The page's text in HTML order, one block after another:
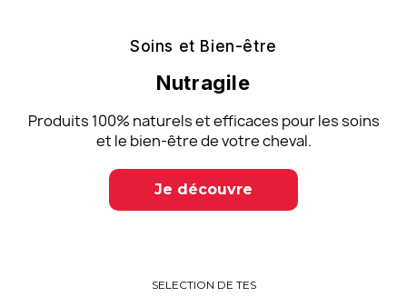
Soins et Bien-être
Nutragile
Produits 100% naturels et efficaces pour les soins
et le bien-être de votre cheval.
Je découvre
SELECTION DE TES